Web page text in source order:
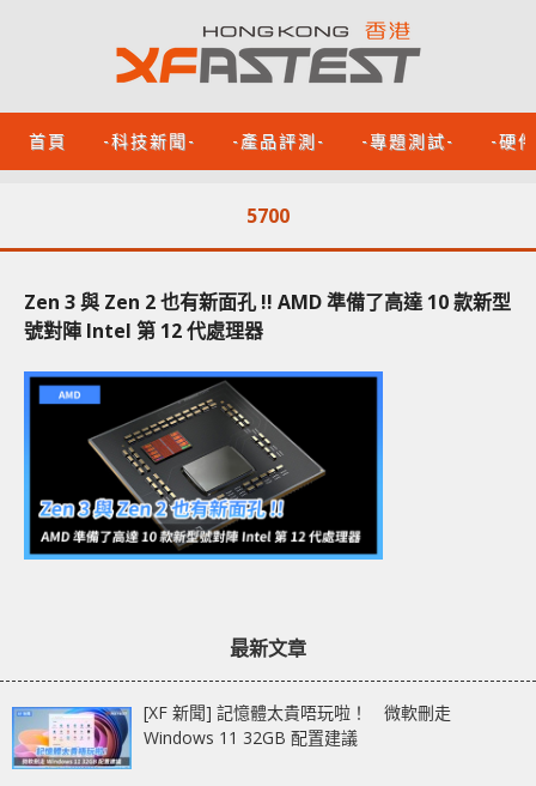
首頁 -科技新聞- -產品評測- -專題測試- -硬
5700
Zen 3 與 Zen 2 也有新面孔 !! AMD 準備了高達 10 款新型
號對陣 Intel 第 12 代處理器
最新文章
[XF 新聞] 記憶體太貴唔玩啦！ 微軟刪走
Windows 11 32GB 配置建議